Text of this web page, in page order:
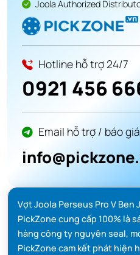
Joola Authorized
Hotline hỗ trợ 24/7
0921 456
Email hỗ trợ / báo giá
Vợt Joola Perseus Pro V Ben
PickZone cung cấp 100% là
hàng công ty nguyên seal,
PickZone cam kết phát hiện